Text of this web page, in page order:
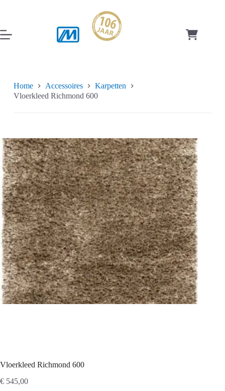
inhoud
Home Accessoires
Karpetten
Vloerkleed Richmond 600
Vloerkleed Richmond 600
€ 545,00